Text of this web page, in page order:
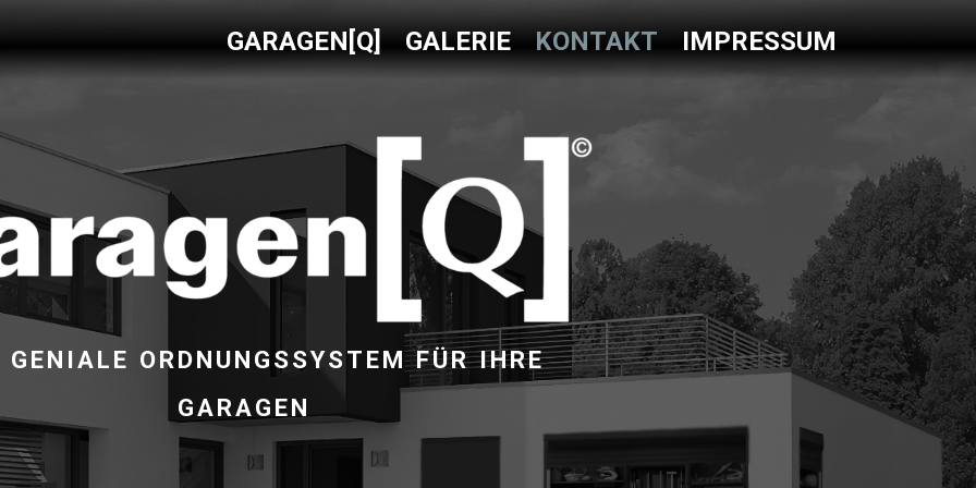
GARAGEN[Q] GALERIE KONTAKT IMPRESSUM
GENIALE ORDNUNGSSYSTEM FÜR IHRE
GARAGEN